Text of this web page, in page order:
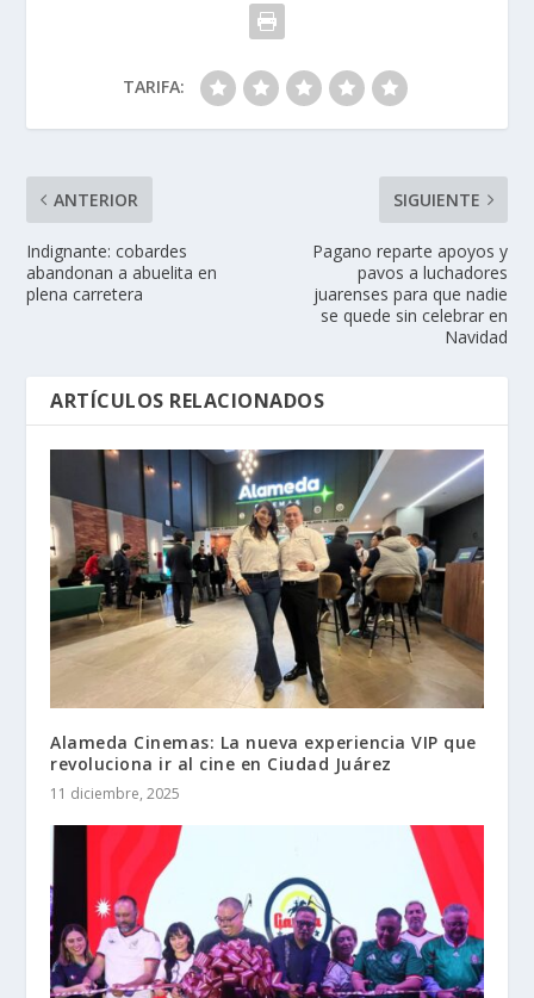
TARIFA:
ANTERIOR
Indignante: cobardes
abandonan a abuelita en
plena carretera
SIGUIENTE
Pagano reparte apoyos y
pavos a luchadores
juarenses para que nadie
se quede sin celebrar en
Navidad
ARTÍCULOS RELACIONADOS
Alameda Cinemas: La nueva experiencia VIP que
revoluciona ir al cine en Ciudad Juárez
11 diciembre, 2025